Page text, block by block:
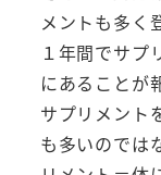
メントも多く
１年間でサプ
にあることが
サプリメント
も多いので